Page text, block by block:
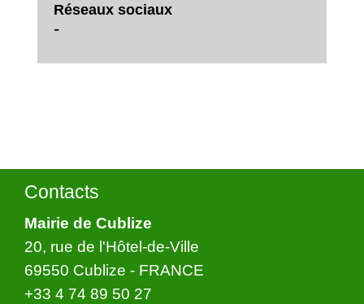
Réseaux sociaux
-
Contacts
Mairie de Cublize
20, rue de l'Hôtel-de-Ville
69550 Cublize - FRANCE
+33 4 74 89 50 27